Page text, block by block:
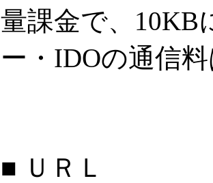
量課金で、10KB
ー・IDOの通信
■ ＵＲＬ